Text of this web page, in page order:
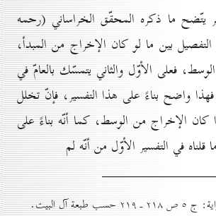
يتّضح ما ذكره المحقّق الخراساني (رحمه
بين ما لو كان الإخراج من المبدأ،
فعلى الأوّل والثاني يتمسّك بالعامّ في
فهذا واضح بناءً على هذا التفسير، فإنّ تخلل
كان الإخراج من الوسط، كما أنّه بناءً على
قلناه في التفسير الأوّل من أنّه لم